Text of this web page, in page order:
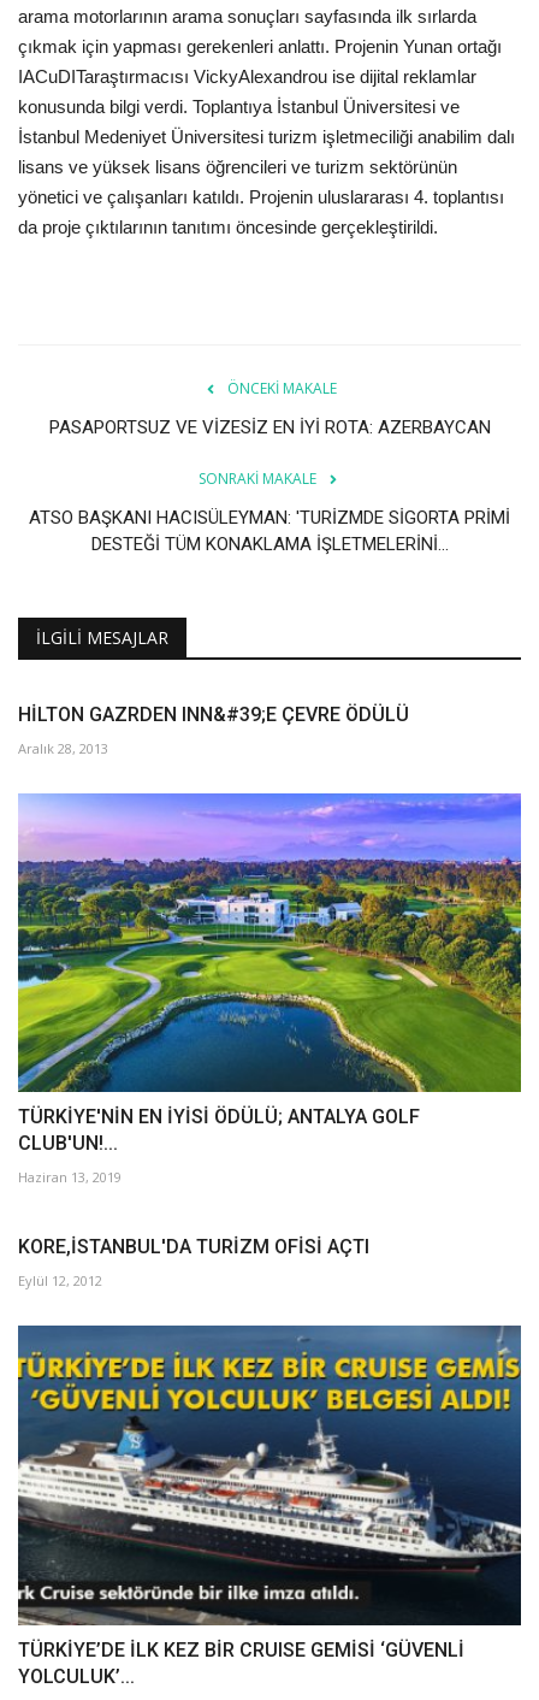
arama motorlarının arama sonuçları sayfasında ilk sırlarda
çıkmak için yapması gerekenleri anlattı. Projenin Yunan ortağı
IACuDITaraştırmacısı VickyAlexandrou ise dijital reklamlar
konusunda bilgi verdi. Toplantıya İstanbul Üniversitesi ve
İstanbul Medeniyet Üniversitesi turizm işletmeciliği anabilim dalı
lisans ve yüksek lisans öğrencileri ve turizm sektörünün
yönetici ve çalışanları katıldı. Projenin uluslararası 4. toplantısı
da proje çıktılarının tanıtımı öncesinde gerçekleştirildi.
ÖNCEKI MAKALE
PASAPORTSUZ VE VİZESİZ EN İYİ ROTA: AZERBAYCAN
SONRAKI MAKALE
ATSO BAŞKANI HACISÜLEYMAN: 'TURİZMDE SİGORTA PRİMİ
DESTEĞİ TÜM KONAKLAMA İŞLETMELERİNİ...
İLGILI MESAJLAR
HİLTON GAZRDEN INN&#39;E ÇEVRE ÖDÜLÜ
Aralık 28, 2013
TÜRKİYE'NİN EN İYİSİ ÖDÜLÜ; ANTALYA GOLF
CLUB'UN!...
Haziran 13, 2019
KORE,İSTANBUL'DA TURİZM OFİSİ AÇTI
Eylül 12, 2012
TÜRKİYE’DE İLK KEZ BİR CRUISE GEMİSİ ‘GÜVENLİ
YOLCULUK’...